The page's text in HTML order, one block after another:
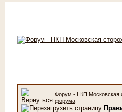
Форум - НКП Московская
форума